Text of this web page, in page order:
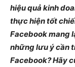
hiệu quả kinh
thực hiện tốt
Facebook mang
những lưu ý cần
Facebook? Hãy